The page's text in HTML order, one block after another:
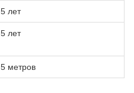
5 лет
5 лет
5 метров